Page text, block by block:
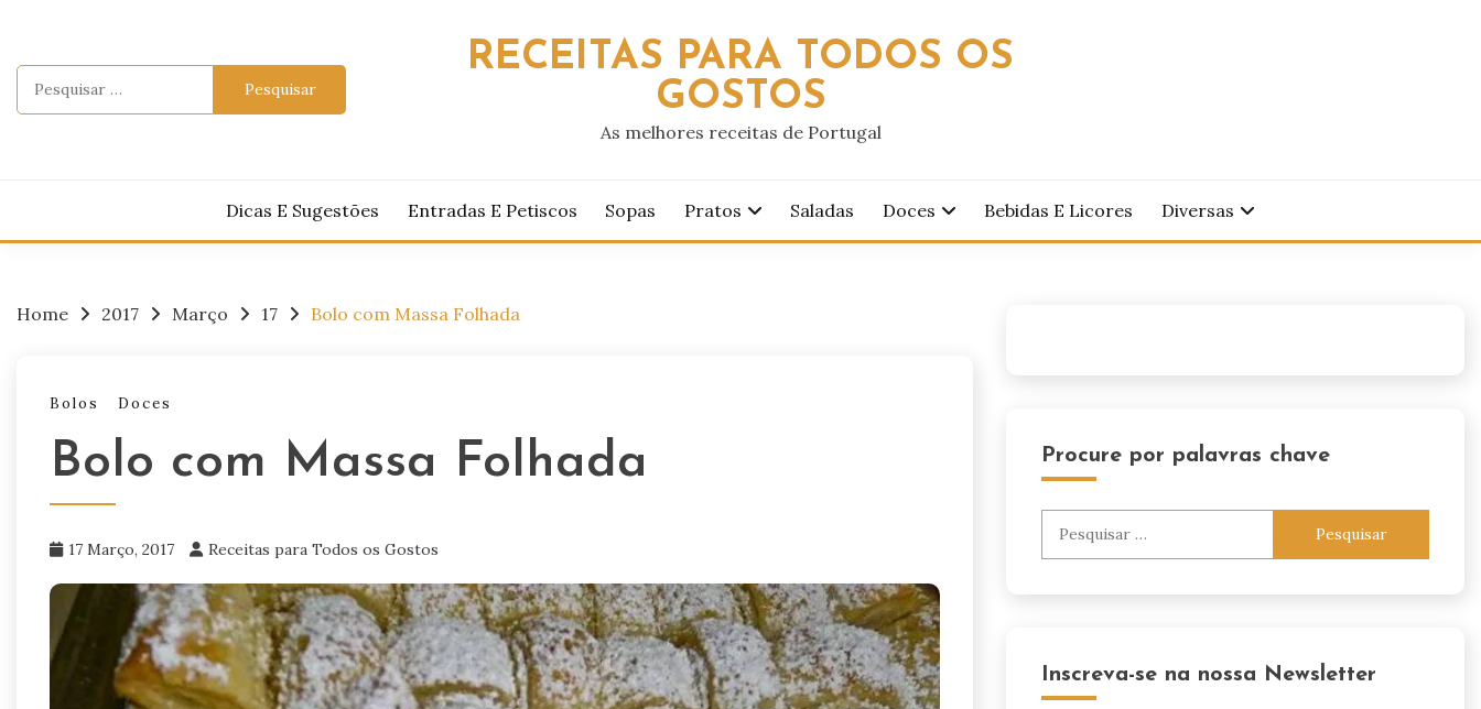
content
RECEITAS PARA TODOS OS
GOSTOS
As melhores receitas de Portugal
Dicas E Sugestões Entradas E Petiscos Sopas Pratos Saladas Doces Bebidas E Licores Diversas
Home 2017 Março 17 Bolo com Massa Folhada
Bolos Doces
Bolo com Massa Folhada
17 Março, 2017 Receitas para Todos os Gostos
Procure por palavras chave
Inscreva-se na nossa Newsletter